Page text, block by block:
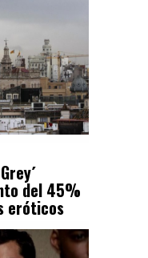
del 45%
eróticos